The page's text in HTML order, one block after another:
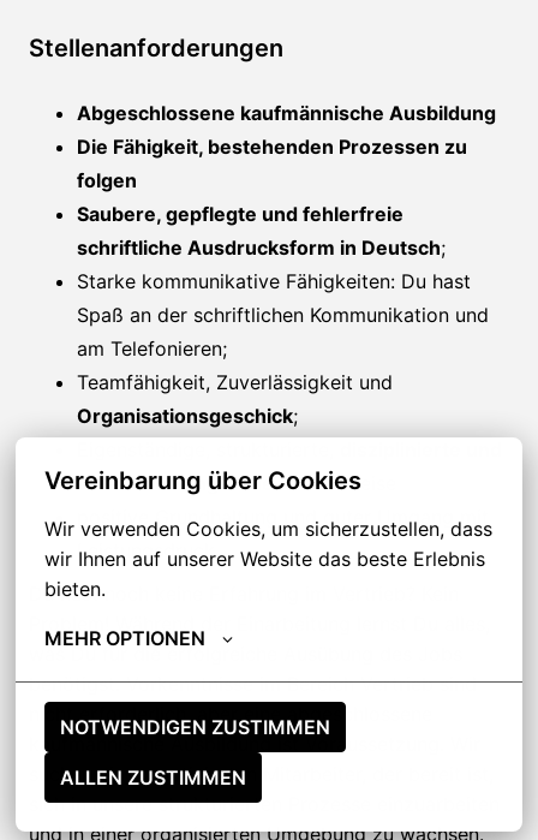
Vereinbarung über Cookies
Wir verwenden Cookies, um sicherzustellen, dass
wir Ihnen auf unserer Website das beste Erlebnis
bieten.
MEHR OPTIONEN
NOTWENDIGEN ZUSTIMMEN
ALLEN ZUSTIMMEN
Stellenanforderungen
Abgeschlossene kaufmännische Ausbildung
Die Fähigkeit, bestehenden Prozessen zu
folgen
Saubere, gepflegte und fehlerfreie
schriftliche Ausdrucksform in Deutsch;
Starke kommunikative Fähigkeiten: Du hast
Spaß an der schriftlichen Kommunikation und
am Telefonieren;
Teamfähigkeit, Zuverlässigkeit und
Organisationsgeschick;
verantwortungsvolleArbeitsweise
positive Grundhaltung und guter Umgang mit
Leistungsdruck
Du hast noch keine Erfahrung im Vertrieb? Kein
was Du für die erfolgreiche Ausübung des Jobs
benötigst. Vorkenntnisse im Bereich Vertrieb sind
nicht erforderlich, aber eine abgeschlossene
kaufmännische Ausbildung ist Voraussetzung. Wir
suchen einen motivierten Mitarbeiter, der bereit ist,
sich in unsere strukturierten Prozesse einzuarbeiten
und in einer organisierten Umgebung zu wachsen.